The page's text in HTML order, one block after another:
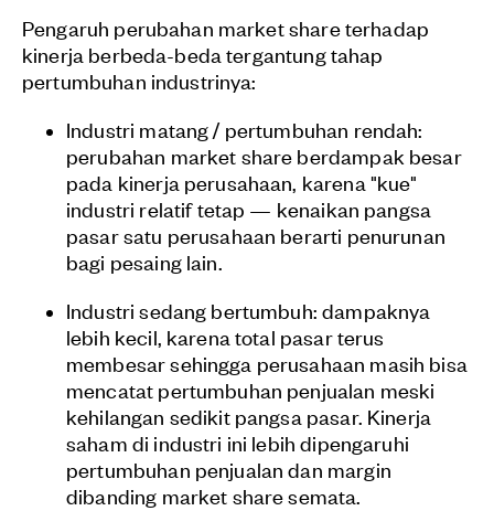
Pengaruh perubahan market share terhadap
kinerja berbeda-beda tergantung tahap
pertumbuhan industrinya:
Industri matang / pertumbuhan rendah:
perubahan market share berdampak besar
pada kinerja perusahaan, karena "kue"
industri relatif tetap — kenaikan pangsa
pasar satu perusahaan berarti penurunan
bagi pesaing lain.
Industri sedang bertumbuh: dampaknya
lebih kecil, karena total pasar terus
membesar sehingga perusahaan masih bisa
mencatat pertumbuhan penjualan meski
kehilangan sedikit pangsa pasar. Kinerja
saham di industri ini lebih dipengaruhi
pertumbuhan penjualan dan margin
dibanding market share semata.